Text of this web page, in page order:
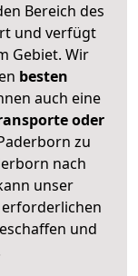
Bereich des
und verfügt
Gebiet. Wir
besten
auch eine
oder
zu
nach
unser
und